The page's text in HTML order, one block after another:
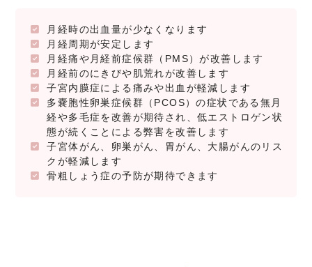
月経時の出血量が少なくなります
月経周期が安定します
月経痛や月経前症候群（PMS）が改善します
月経前のにきびや肌荒れが改善します
子宮内膜症による痛みや出血が軽減します
多嚢胞性卵巣症候群（PCOS）の症状である無月
経や多毛症を改善が期待され、低エストロゲン状
態が続くことによる弊害を改善します
子宮体がん、卵巣がん、胃がん、大腸がんのリス
クが軽減します
骨粗しょう症の予防が期待できます